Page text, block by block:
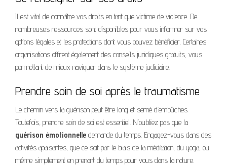
Il est vital de connaître vos droits en tant que victime de violence. De
nombreuses ressources sont disponibles pour vous informer sur vos
options légales et les protections dont vous pouvez bénéficier. Certaines
organisations offrent également des conseils juridiques gratuits, vous
permettant de mieux naviguer dans le système judiciaire.
Prendre soin de soi après le traumatisme
Le chemin vers la guérison peut être long et semé d’embûches.
Toutefois, prendre soin de soi est essentiel. N’oubliez pas que la
guérison émotionnelle demande du temps. Engagez-vous dans des
activités apaisantes, que ce soit par le biais de la méditation, du yoga, ou
même simplement en prenant du temps pour vous dans la nature.